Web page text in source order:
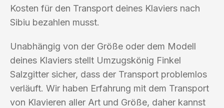
Kosten für den Transport deines Klaviers nach
Sibiu bezahlen musst.
Unabhängig von der Größe oder dem Modell
deines Klaviers stellt Umzugskönig Finkel
Salzgitter sicher, dass der Transport problemlos
verläuft. Wir haben Erfahrung mit dem Transport
von Klavieren aller Art und Größe, daher kannst